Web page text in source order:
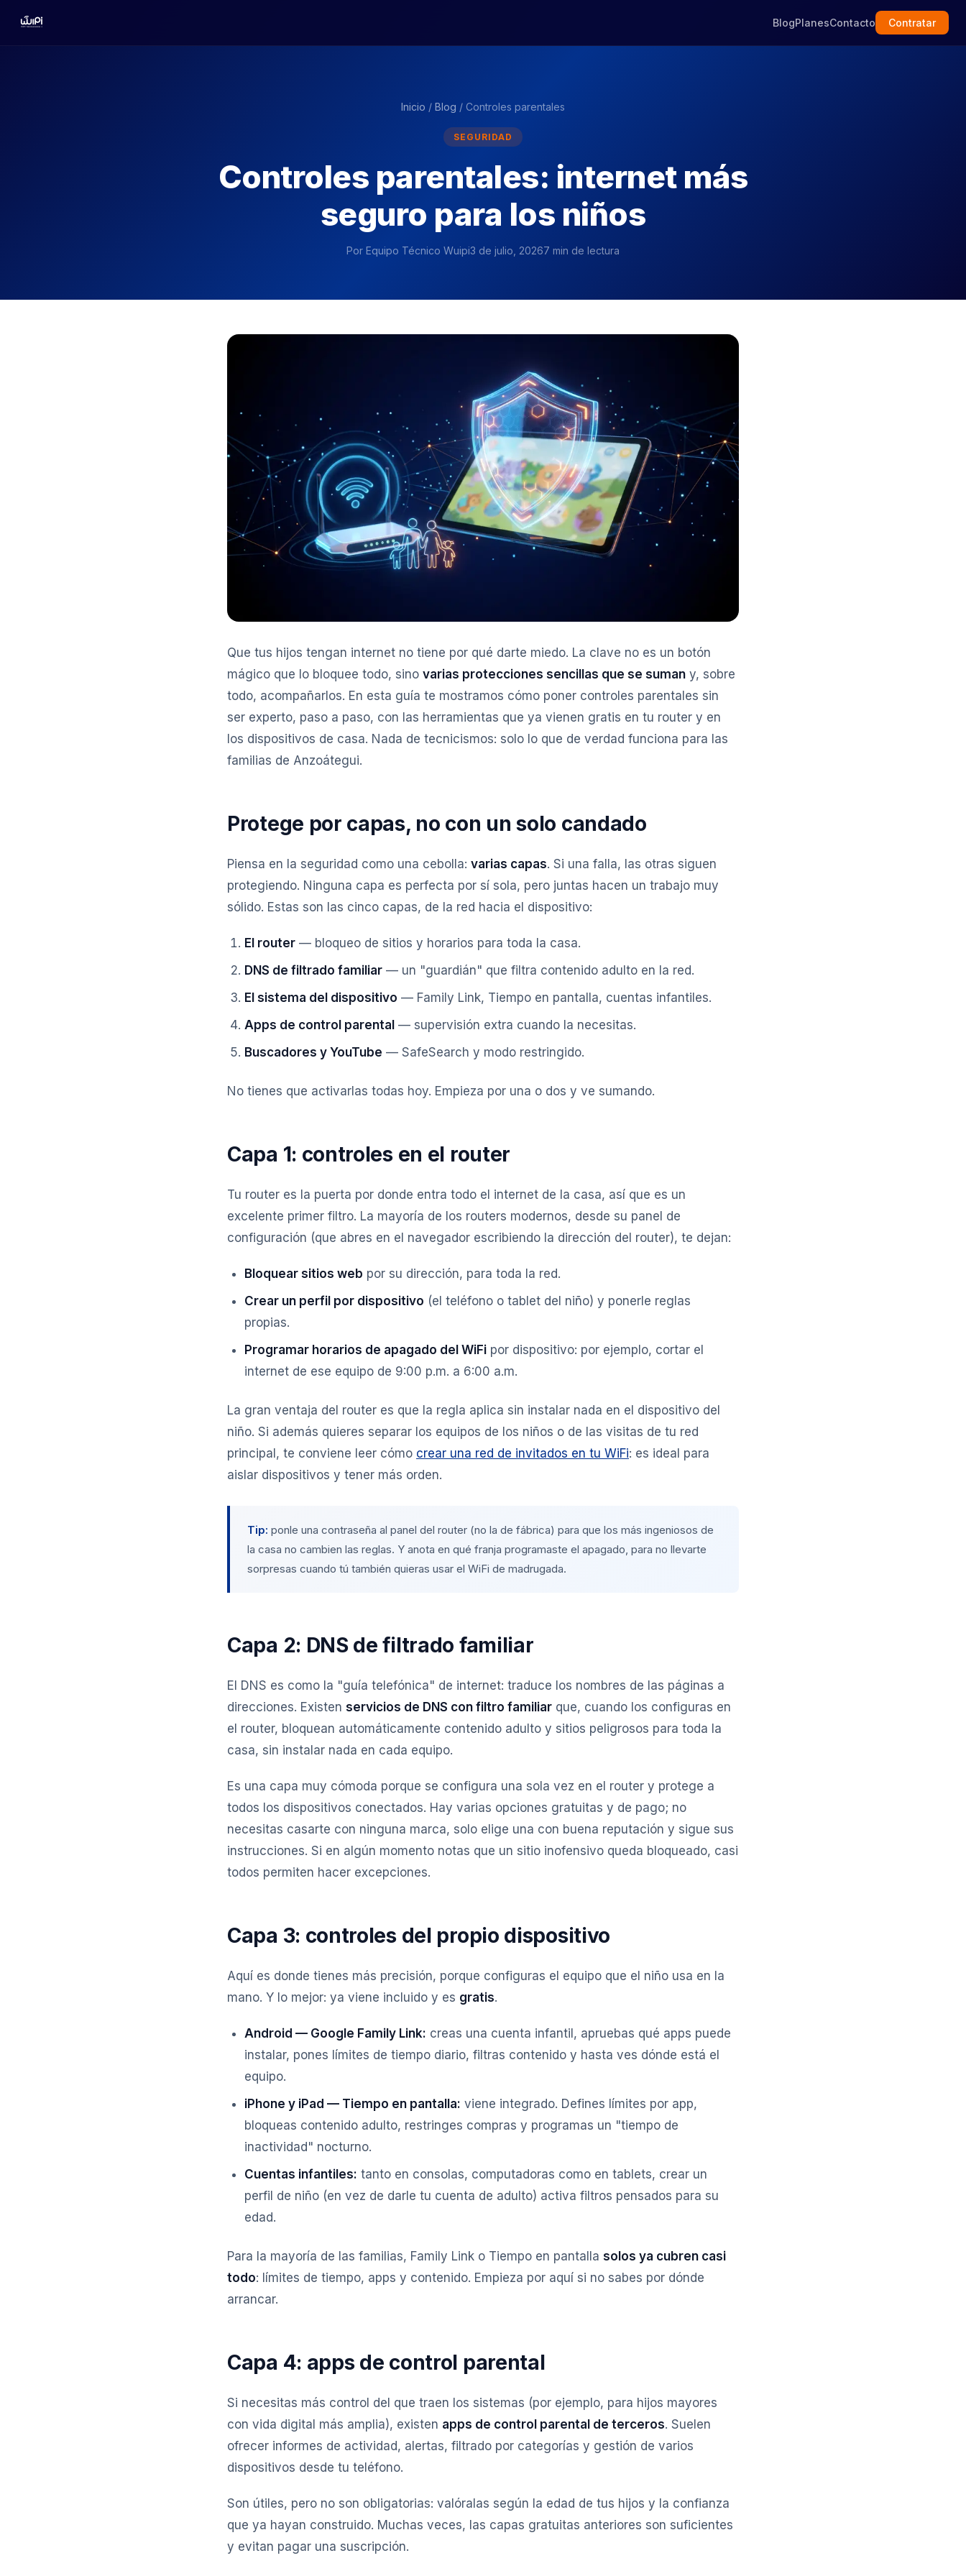
BlogPlanesContacto Contratar
Inicio / Blog / Controles parentales
SEGURIDAD
Controles parentales: internet más
seguro para los niños
Por Equipo Técnico Wuipi3 de julio, 20267 min de lectura
Que tus hijos tengan internet no tiene por qué darte miedo. La clave no es un botón
mágico que lo bloquee todo, sino varias protecciones sencillas que se suman y, sobre
todo, acompañarlos. En esta guía te mostramos cómo poner controles parentales sin
ser experto, paso a paso, con las herramientas que ya vienen gratis en tu router y en
los dispositivos de casa. Nada de tecnicismos: solo lo que de verdad funciona para las
familias de Anzoátegui.
Protege por capas, no con un solo candado
Piensa en la seguridad como una cebolla: varias capas. Si una falla, las otras siguen
protegiendo. Ninguna capa es perfecta por sí sola, pero juntas hacen un trabajo muy
sólido. Estas son las cinco capas, de la red hacia el dispositivo:
El router — bloqueo de sitios y horarios para toda la casa.
DNS de filtrado familiar — un "guardián" que filtra contenido adulto en la red.
El sistema del dispositivo — Family Link, Tiempo en pantalla, cuentas infantiles.
Apps de control parental — supervisión extra cuando la necesitas.
Buscadores y YouTube — SafeSearch y modo restringido.
No tienes que activarlas todas hoy. Empieza por una o dos y ve sumando.
Capa 1: controles en el router
Tu router es la puerta por donde entra todo el internet de la casa, así que es un
excelente primer filtro. La mayoría de los routers modernos, desde su panel de
configuración (que abres en el navegador escribiendo la dirección del router), te dejan:
Bloquear sitios web por su dirección, para toda la red.
Crear un perfil por dispositivo (el teléfono o tablet del niño) y ponerle reglas
propias.
Programar horarios de apagado del WiFi por dispositivo: por ejemplo, cortar el
internet de ese equipo de 9:00 p.m. a 6:00 a.m.
La gran ventaja del router es que la regla aplica sin instalar nada en el dispositivo del
niño. Si además quieres separar los equipos de los niños o de las visitas de tu red
principal, te conviene leer cómo crear una red de invitados en tu WiFi: es ideal para
aislar dispositivos y tener más orden.
Tip: ponle una contraseña al panel del router (no la de fábrica) para que los más ingeniosos de
la casa no cambien las reglas. Y anota en qué franja programaste el apagado, para no llevarte
sorpresas cuando tú también quieras usar el WiFi de madrugada.
Capa 2: DNS de filtrado familiar
El DNS es como la "guía telefónica" de internet: traduce los nombres de las páginas a
direcciones. Existen servicios de DNS con filtro familiar que, cuando los configuras en
el router, bloquean automáticamente contenido adulto y sitios peligrosos para toda la
casa, sin instalar nada en cada equipo.
Es una capa muy cómoda porque se configura una sola vez en el router y protege a
todos los dispositivos conectados. Hay varias opciones gratuitas y de pago; no
necesitas casarte con ninguna marca, solo elige una con buena reputación y sigue sus
instrucciones. Si en algún momento notas que un sitio inofensivo queda bloqueado, casi
todos permiten hacer excepciones.
Capa 3: controles del propio dispositivo
Aquí es donde tienes más precisión, porque configuras el equipo que el niño usa en la
mano. Y lo mejor: ya viene incluido y es gratis.
Android — Google Family Link: creas una cuenta infantil, apruebas qué apps puede
instalar, pones límites de tiempo diario, filtras contenido y hasta ves dónde está el
equipo.
iPhone y iPad — Tiempo en pantalla: viene integrado. Defines límites por app,
bloqueas contenido adulto, restringes compras y programas un "tiempo de
inactividad" nocturno.
Cuentas infantiles: tanto en consolas, computadoras como en tablets, crear un
perfil de niño (en vez de darle tu cuenta de adulto) activa filtros pensados para su
edad.
Para la mayoría de las familias, Family Link o Tiempo en pantalla solos ya cubren casi
todo: límites de tiempo, apps y contenido. Empieza por aquí si no sabes por dónde
arrancar.
Capa 4: apps de control parental
Si necesitas más control del que traen los sistemas (por ejemplo, para hijos mayores
con vida digital más amplia), existen apps de control parental de terceros. Suelen
ofrecer informes de actividad, alertas, filtrado por categorías y gestión de varios
dispositivos desde tu teléfono.
Son útiles, pero no son obligatorias: valóralas según la edad de tus hijos y la confianza
que ya hayan construido. Muchas veces, las capas gratuitas anteriores son suficientes
y evitan pagar una suscripción.